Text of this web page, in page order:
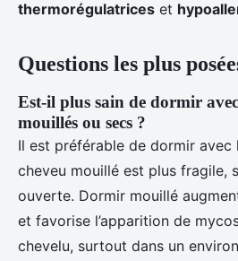
thermorégulatrices et
Questions les plus
Est-il plus sain de dormir
mouillés ou secs ?
Il est préférable de dormir avec
cheveu mouillé est plus fragile,
ouverte. Dormir mouillé
et favorise l’apparition de
chevelu, surtout dans un